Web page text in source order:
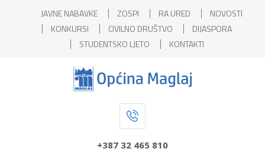
JAVNE NABAVKE ZOSPI RA URED
NOVOSTI
KONKURSI
CIVILNO DRUŠTVO
DIJASPORA
STUDENTSKO LJETO
KONTAKTI
+387 32 465 810